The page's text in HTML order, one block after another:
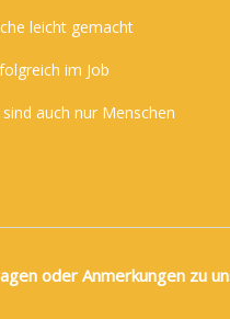
leicht gemacht
im Job
auch nur Menschen
oder Anmerkungen zu